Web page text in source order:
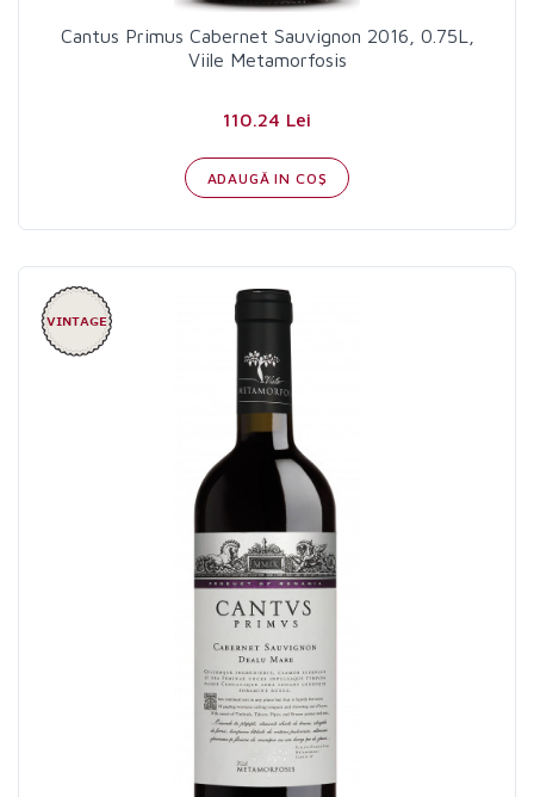
Cantus Primus Cabernet Sauvignon 2016, 0.75L,
Viile Metamorfosis
110.24 Lei
ADAUGĂ IN COŞ